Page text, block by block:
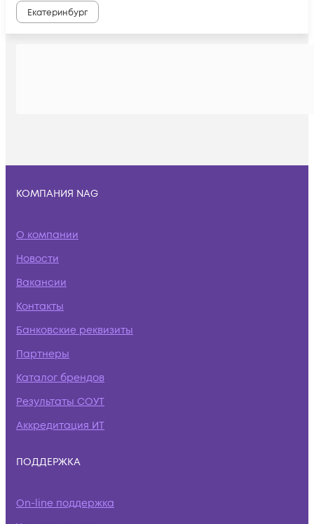
Екатеринбург
КОМПАНИЯ NAG
О компании
Новости
Вакансии
Контакты
Банковские реквизиты
Партнеры
Каталог брендов
Результаты СОУТ
Аккредитация ИТ
ПОДДЕРЖКА
On-line поддержка